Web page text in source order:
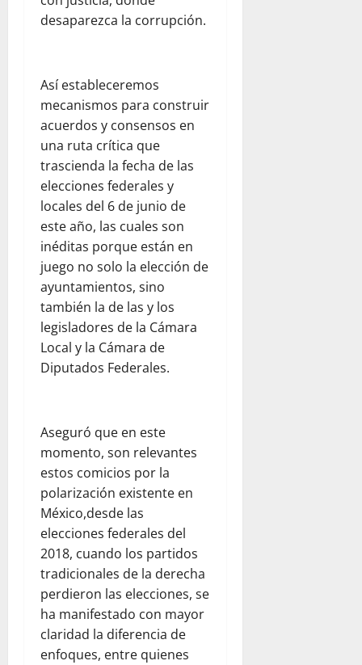
desaparezca la corrupción.
Así estableceremos
mecanismos para construir
acuerdos y consensos en
una ruta crítica que
trascienda la fecha de las
elecciones federales y
locales del 6 de junio de
este año, las cuales son
inéditas porque están en
juego no solo la elección de
ayuntamientos, sino
también la de las y los
legisladores de la Cámara
Local y la Cámara de
Diputados Federales.
Aseguró que en este
momento, son relevantes
estos comicios por la
polarización existente en
México,desde las
elecciones federales del
2018, cuando los partidos
tradicionales de la derecha
perdieron las elecciones, se
ha manifestado con mayor
claridad la diferencia de
enfoques, entre quienes